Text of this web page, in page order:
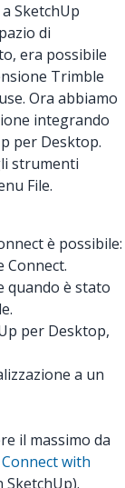
SketchUp
di
era possibile
Trimble
Ora abbiamo
integrando
per Desktop.
strumenti
File.
è possibile:
Connect.
quando è stato
per Desktop,
a un
il massimo da
with